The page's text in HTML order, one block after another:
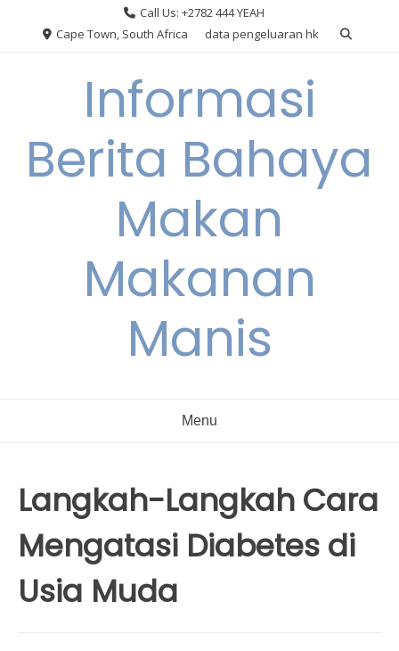
Call Us: +2782 444 YEAH
Cape Town, South Africa
data pengeluaran hk
Informasi
Berita Bahaya
Makan
Makanan
Manis
Menu
Langkah-Langkah Cara
Mengatasi Diabetes di
Usia Muda